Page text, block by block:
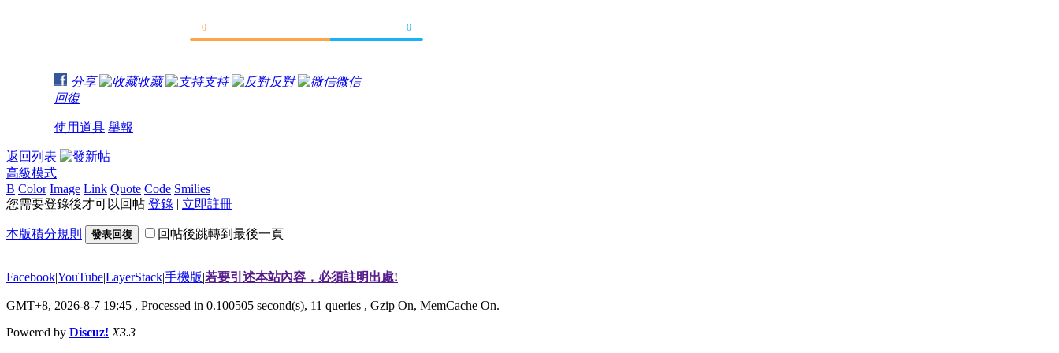
0
0
分享 收藏 支持 反對
微信
回復
使用道具 舉報
返回列表
高級模式
B Color Image Link Quote Code Smilies
您需要登錄後才可以回帖 登錄 | 立即註冊
本版積分規則 發表回復 回帖後跳轉到最後一頁
Facebook|YouTube|LayerStack|手機版|若要引述本站內容，必須註明出處!
GMT+8, 2026-8-7 19:45 , Processed in 0.100505 second(s), 11 queries , Gzip On, MemCache On.
Powered by Discuz! X3.3